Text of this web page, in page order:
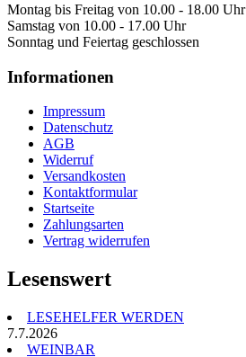
Montag bis Freitag von 10.00 - 18.00 Uhr
Samstag von 10.00 - 17.00 Uhr
Sonntag und Feiertag geschlossen
Informationen
Impressum
Datenschutz
AGB
Widerruf
Versandkosten
Kontaktformular
Startseite
Zahlungsarten
Vertrag widerrufen
Lesenswert
LESEHELFER WERDEN
7.7.2026
WEINBAR